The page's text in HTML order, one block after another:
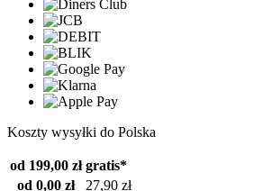
Koszty wysyłki do Polska
od 199,00 zł gratis*
od 0,00 zł
27,90 zł